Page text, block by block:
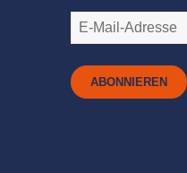
E-
Mail-
Adresse
ABONNIEREN